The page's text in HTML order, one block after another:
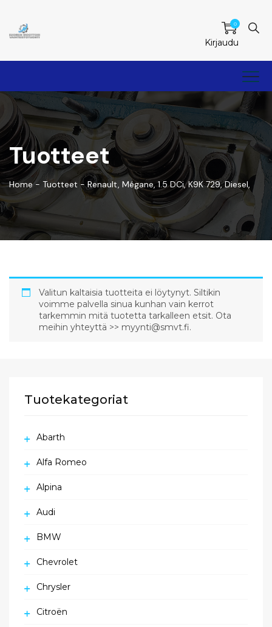
0
Kirjaudu
Tuotteet
Home- Tuotteet -Renault, Mégane, 1.5 DCi, K9K 729, Diesel,
Valitun kaltaisia tuotteita ei löytynyt. Siltikin
voimme palvella sinua kunhan vain kerrot
tarkemmin mitä tuotetta tarkalleen etsit. Ota
meihin yhteyttä >> myynti@smvt.fi.
Tuotekategoriat
Abarth
Alfa Romeo
Alpina
Audi
BMW
Chevrolet
Chrysler
Citroën